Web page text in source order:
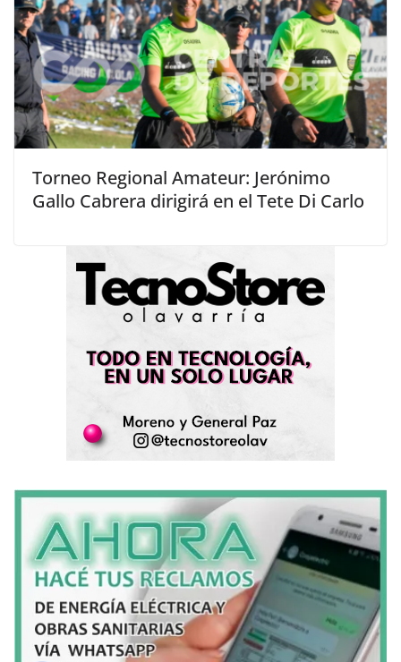
Torneo Regional Amateur: Jerónimo
Gallo Cabrera dirigirá en el Tete Di Carlo